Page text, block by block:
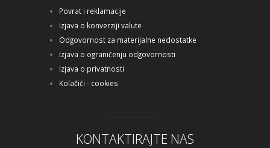
Povrat i reklamacije
Izjava o konverziji valute
Odgovornost za materijalne nedostatke
Izjava o ograničenju odgovornosti
Izjava o privatnosti
Kolačići - cookies
KONTAKTIRAJTE NAS